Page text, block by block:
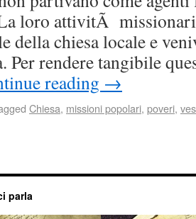
loro attivitÃ
della chiesa locale e
Per rendere tangibile
reading →
Chiesa, missioni popolari, poveri,
parla